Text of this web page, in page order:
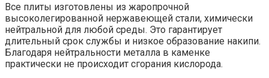
Все плиты изготовлены из жаропрочной
высоколегированной нержавеющей стали, химически
нейтральной для любой среды. Это гарантирует
длительный срок службы и низкое образование накипи.
Благодаря нейтральности металла в каменке
практически не происходит сгорания кислорода.